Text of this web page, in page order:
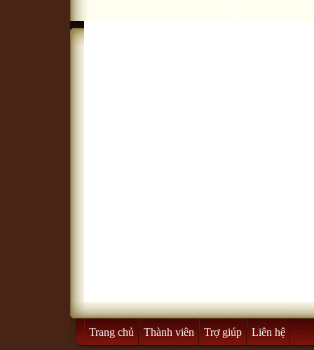
Trang chủ Thành viên Trợ giúp Liên hệ